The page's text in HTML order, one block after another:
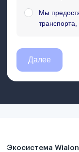
Экосистема Wialon